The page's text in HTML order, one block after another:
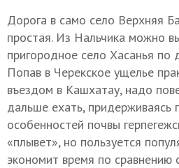
Дорога в само село Верхняя
простая. Из Нальчика можно
пригородное село Хасанья по
Попав в Черекское ущелье
въездом в Кашхатау, надо
дальше ехать, придерживаясь
особенностей почвы
«плывет», но пользуется
экономит время по сравнению